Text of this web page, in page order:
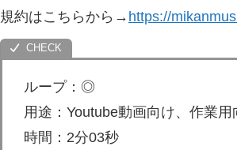
規約はこちらから→ https://
ループ：◎
用途：Youtube動画向け、作業
時間：2分03秒